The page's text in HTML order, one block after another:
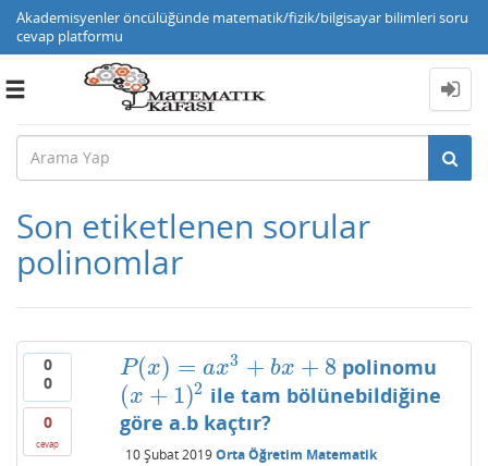
Akademisyenler öncülüğünde matematik/fizik/bilgisayar bilimleri soru
cevap platformu
Toggle
Son etiketlenen sorular
polinomlar
0
0
0
cevap
P(x) = ax3 + bx + 8
P(x)=a x3+bx+ 8 polinomu
(x + 1)2
(x+ 1)2
ile tam bölünebildiğine
göre a.b kaçtır?
10 Şubat 2019 Orta Öğretim Matematik